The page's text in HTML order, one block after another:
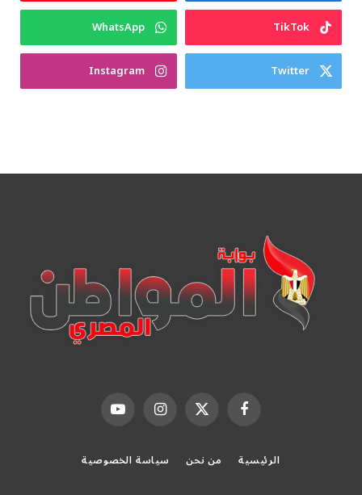
TikTok
WhatsApp
Twitter
Instagram
فيسبوك X الانستغراميوتيوب
الرئيسية من نحن سياسة الخصوصية